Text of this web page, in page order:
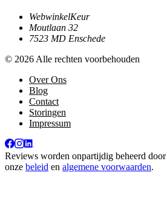
WebwinkelKeur
Moutlaan 32
7523 MD Enschede
© 2026 Alle rechten voorbehouden
Over Ons
Blog
Contact
Storingen
Impressum
Reviews worden onpartijdig beheerd door
onze beleid en algemene voorwaarden.